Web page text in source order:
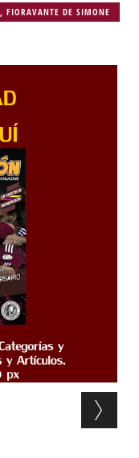
,FIORAVANTE DE SIMONE